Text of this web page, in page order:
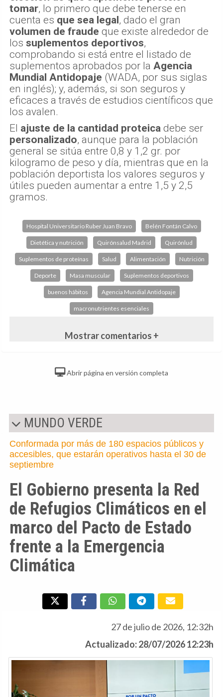
tomar, lo primero que debe tenerse en
cuenta es que sea legal, dado el gran
volumen de fraude que existe alrededor de
los suplementos deportivos,
comprobando si está entre el listado de
suplementos aprobados por la Agencia
Mundial Antidopaje (WADA, por sus siglas
en inglés); y, además, si son seguros y
eficaces a través de estudios científicos que
los avalen.
El ajuste de la cantidad proteica debe ser
personalizado, aunque para la población
general se sitúa entre 0,8 y 1,2 gr. por
kilogramo de peso y día, mientras que en la
población deportista los valores seguros y
útiles pueden aumentar a entre 1,5 y 2,5
gramos.
Hospital Universitario Ruber Juan Bravo Belén Fontán Calvo
Dietética y nutrición Quirónsalud Madrid Quirónlud
Suplementos de proteínas Salud Alimentación Nutrición
Deporte Masa muscular Suplementos deportivos
buenos hábitos Agencia Mundial Antidopaje
macronutrientes esenciales
Mostrar comentarios +
Abrir página en versión completa
MUNDO VERDE
Conformada por más de 180 espacios públicos y
accesibles, que estarán operativos hasta el 30 de
septiembre
El Gobierno presenta la Red
de Refugios Climáticos en el
marco del Pacto de Estado
frente a la Emergencia
Climática
27 de julio de 2026, 12:32h
Actualizado: 28/07/2026 12:23h